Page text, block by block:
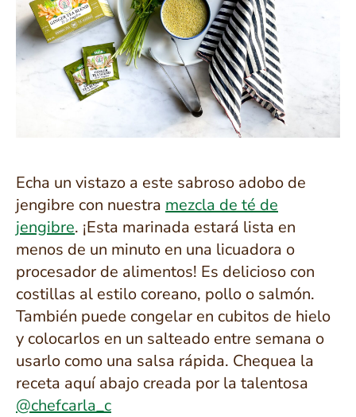
Echa un vistazo a este sabroso adobo de
jengibre con nuestra mezcla de té de
jengibre. ¡Esta marinada estará lista en
menos de un minuto en una licuadora o
procesador de alimentos! Es delicioso con
costillas al estilo coreano, pollo o salmón.
También puede congelar en cubitos de hielo
y colocarlos en un salteado entre semana o
usarlo como una salsa rápida. Chequea la
receta aquí abajo creada por la talentosa
@chefcarla_c